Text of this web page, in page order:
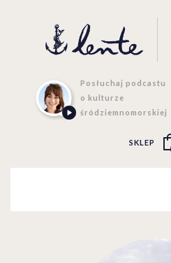
Posłuchaj podcastu
o kulturze
śródziemnomorskiej
SKLEP